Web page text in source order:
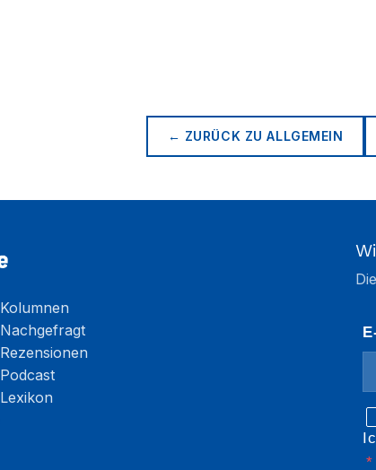
← ZURÜCK ZUALLGEMEIN
Kolumnen
Nachgefragt
Rezensionen
Podcast
Lexikon